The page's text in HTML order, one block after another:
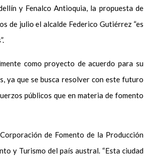
y Fenalco Antioquia, la propuesta de
de julio el alcalde Federico Gutiérrez “es
como proyecto de acuerdo para su
ya que se busca resolver con este futuro
públicos que en materia de fomento
de Fomento de la Producción
y Turismo del país austral. “Esta ciudad